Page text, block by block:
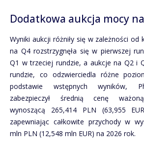
Dodatkowa aukcja mocy
Wyniki aukcji różniły się w zależności od
na Q4 rozstrzygnęła się w pierwszej
Q1 w trzeciej rundzie, a aukcje na Q2 i
rundzie, co odzwierciedla różne
podstawie wstępnych wyników,
zabezpieczył średnią cenę
wynoszącą 265,414 PLN (63,955
zapewniając całkowite przychody w
mln PLN (12,548 mln EUR) na 2026 rok.